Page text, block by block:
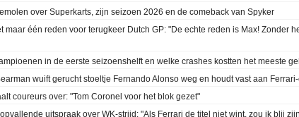
over Superkarts, zijn seizoen 2026 en de comeback van Spyker
maar één reden voor terugkeer Dutch GP: "De echte reden is Max! Zonder
in de eerste seizoenshelft en welke crashes kostten het meeste
wuift gerucht stoeltje Fernando Alonso weg en houdt vast aan Ferrari-
coureurs over: "Tom Coronel voor het blok gezet"
uitspraak over WK-strijd: "Als Ferrari de titel niet wint, zou ik blij